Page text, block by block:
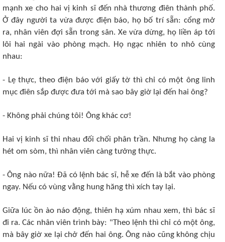
mạnh xe cho hai vị kinh sĩ đến nhà thương điên thành phố.
Ở đây người ta vừa được điện báo, họ bố trí sẵn: cổng mở
ra, nhân viên đợi sẵn trong sân. Xe vừa dừng, họ liền áp tới
lôi hai ngài vào phòng mạch. Họ ngạc nhiên to nhỏ cùng
nhau:
- Lẹ thực, theo điện báo với giấy tờ thì chỉ có một ông linh
mục điên sắp được đưa tới mà sao bây giờ lại đến hai ông?
- Không phải chúng tôi! Ông khác cơ!
Hai vị kinh sĩ thi nhau đối chối phân trần. Nhưng họ càng la
hét om sòm, thì nhân viên càng tưởng thực.
- Ông nào nữa! Ðã có lệnh bác sĩ, hễ xe đến là bắt vào phòng
ngay. Nếu có vùng vằng hung hăng thì xích tay lại.
Giữa lúc ồn ào náo động, thiên hạ xúm nhau xem, thì bác sĩ
đi ra. Các nhân viên trình bày: "Theo lệnh thì chỉ có một ông,
mà bây giờ xe lại chở đến hai ông. Ông nào cũng không chịu